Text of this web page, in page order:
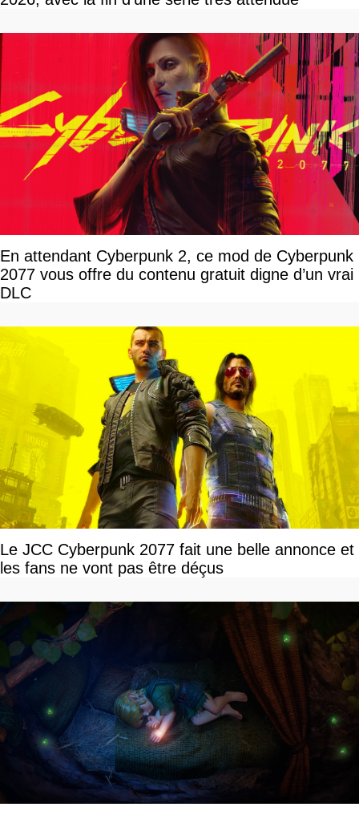
En attendant Cyberpunk 2, ce mod de Cyberpunk
2077 vous offre du contenu gratuit digne d’un vrai
DLC
Le JCC Cyberpunk 2077 fait une belle annonce et
les fans ne vont pas être déçus